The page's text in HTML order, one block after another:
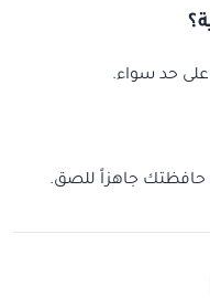
على حد سواء.
حافظتك جاهزاً للصق.